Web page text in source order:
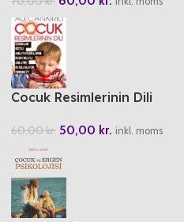
Cocuk Resimlerinin Dili
60,00kr. 50,00 kr. inkl. moms